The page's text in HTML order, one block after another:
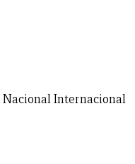
NacionalInternacional